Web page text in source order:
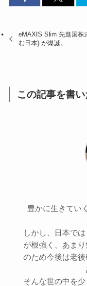
eMAXIS Slim 先進国株
む日本) が爆誕。
この記事を書い
豊かに生きてい
しかし、日本で
が根強く、あま
のため今後は老
そんな世の中を